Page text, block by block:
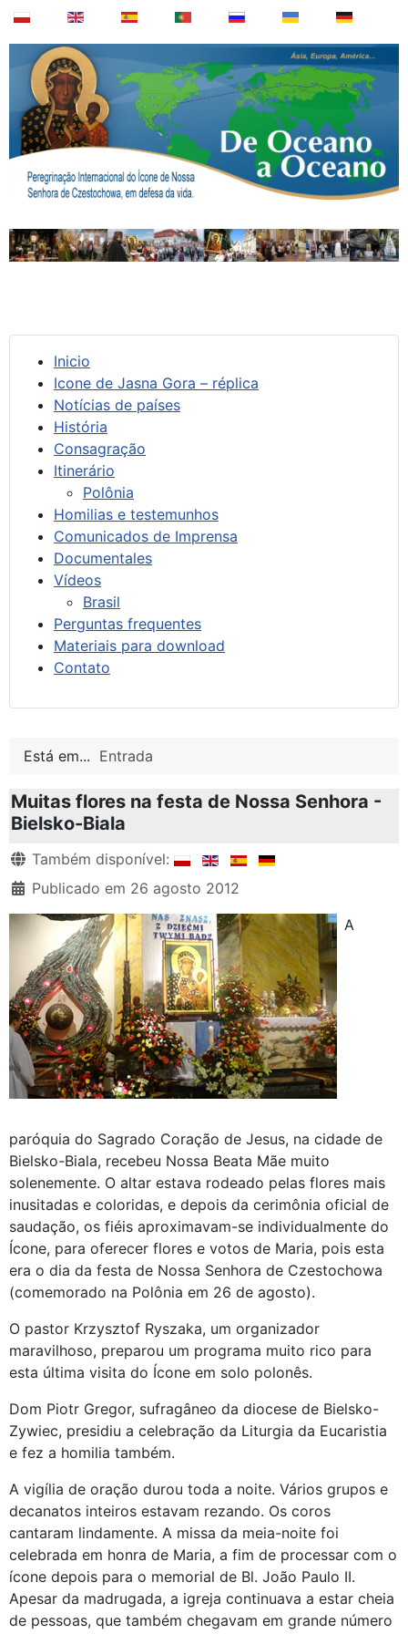
Inicio
Icone de Jasna Gora – réplica
Notícias de países
História
Consagração
Itinerário
Polônia
Homilias e testemunhos
Comunicados de Imprensa
Documentales
Vídeos
Brasil
Perguntas frequentes
Materiais para download
Contato
Está em... Entrada
Muitas flores na festa de Nossa Senhora -
Bielsko-Biala
Detalhes
Também disponível:
Publicado em 26 agosto 2012
A
paróquia do Sagrado Coração de Jesus, na cidade de
Bielsko-Biala, recebeu Nossa Beata Mãe muito
solenemente. O altar estava rodeado pelas flores mais
inusitadas e coloridas, e depois da cerimônia oficial de
saudação, os fiéis aproximavam-se individualmente do
Ícone, para oferecer flores e votos de Maria, pois esta
era o dia da festa de Nossa Senhora de Czestochowa
(comemorado na Polônia em 26 de agosto).
O pastor Krzysztof Ryszaka, um organizador
maravilhoso, preparou um programa muito rico para
esta última visita do Ícone em solo polonês.
Dom Piotr Gregor, sufragâneo da diocese de Bielsko-
Zywiec, presidiu a celebração da Liturgia da Eucaristia
e fez a homilia também.
A vigília de oração durou toda a noite. Vários grupos e
decanatos inteiros estavam rezando. Os coros
cantaram lindamente. A missa da meia-noite foi
celebrada em honra de Maria, a fim de processar com o
ícone depois para o memorial de Bl. João Paulo II.
Apesar da madrugada, a igreja continuava a estar cheia
de pessoas, que também chegavam em grande número